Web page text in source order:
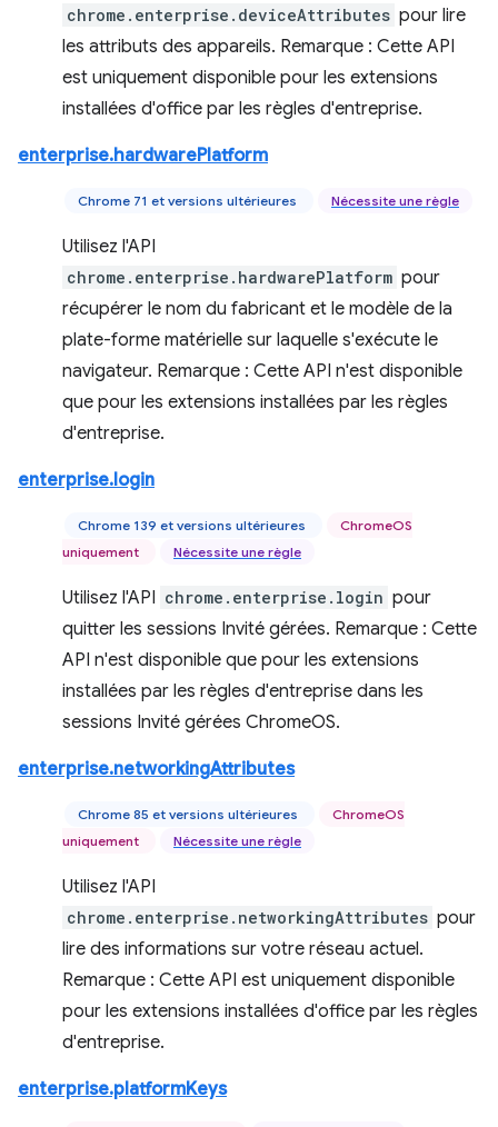
chrome.enterprise.deviceAttributes pour lire
les attributs des appareils. Remarque : Cette API
est uniquement disponible pour les extensions
installées d'office par les règles d'entreprise.
enterprise.hardwarePlatform
Chrome 71 et versions ultérieures Nécessite une règle
Utilisez l'API
chrome.enterprise.hardwarePlatform pour
récupérer le nom du fabricant et le modèle de la
plate-forme matérielle sur laquelle s'exécute le
navigateur. Remarque : Cette API n'est disponible
que pour les extensions installées par les règles
d'entreprise.
enterprise.login
Chrome 139 et versions ultérieures
ChromeOS
uniquement
Nécessite une règle
Utilisez l'API chrome.enterprise.login pour
quitter les sessions Invité gérées. Remarque : Cette
API n'est disponible que pour les extensions
installées par les règles d'entreprise dans les
sessions Invité gérées ChromeOS.
enterprise.networkingAttributes
Chrome 85 et versions ultérieures
ChromeOS
uniquement
Nécessite une règle
Utilisez l'API
chrome.enterprise.networkingAttributes pour
lire des informations sur votre réseau actuel.
Remarque : Cette API est uniquement disponible
pour les extensions installées d'office par les règles
d'entreprise.
enterprise.platformKeys